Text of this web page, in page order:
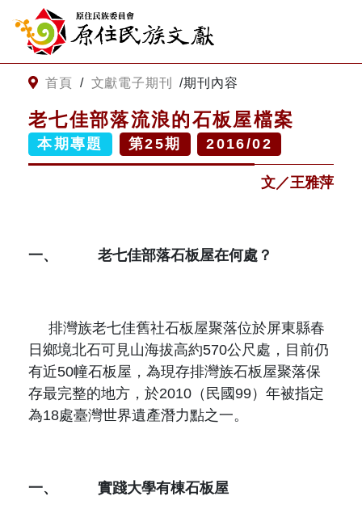
跳到主要內容
網站導覽
客服諮詢
關於原住民族文獻會
原住民族文獻會設置要點
委員介紹
最新消息
網站訊息
徵稿訊息
出版品專區
本會出版品列表 文獻電子期刊
相關連結
首頁 / 文獻電子期刊 /期刊內容
老七佳部落流浪的石板屋檔案
本期專題 第25期 2016/02
文／王雅萍
一、 老七佳部落石板屋在何處？
排灣族老七佳舊社石板屋聚落位於屏東縣春
日鄉境北石可見山海拔高約570公尺處，目前仍
有近50幢石板屋，為現存排灣族石板屋聚落保
存最完整的地方，於2010 （民國99）年被指定
為18處臺灣世界遺產潛力點之一。
一、 實踐大學有棟石板屋